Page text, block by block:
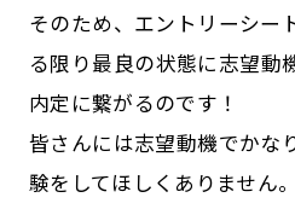
そのため、エントリーシー
る限り最良の状態に志望動
内定に繋がるのです！
皆さんには志望動機でかな
験をしてほしくありません。